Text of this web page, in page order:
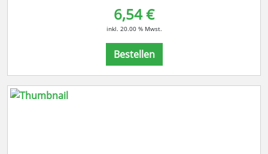
6,54 €
inkl. 20.00 % Mwst.
Bestellen